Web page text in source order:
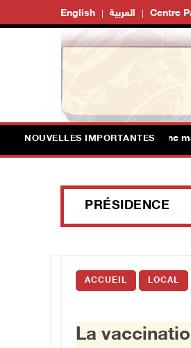
English العربية Centre
NOUVELLES IMPORTANTES
d'occupation démolissent une
PRÉSIDENCE
ACCUEIL LOCAL
La